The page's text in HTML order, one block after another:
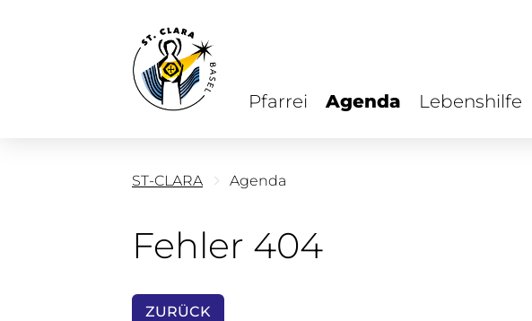
Pfarrei Agenda Lebenshilfe
ST-CLARA Agenda
Fehler 404
ZURÜCK